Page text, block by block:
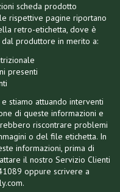
scheda prodotto
rispettive pagine riportano
retro-etichetta, dove è
produttore in merito a:
presenti
stiamo attuando interventi
di queste informazioni e
riscontrare problemi
o del file etichetta. In
informazioni, prima di
il nostro Servizio Clienti
oppure scrivere a